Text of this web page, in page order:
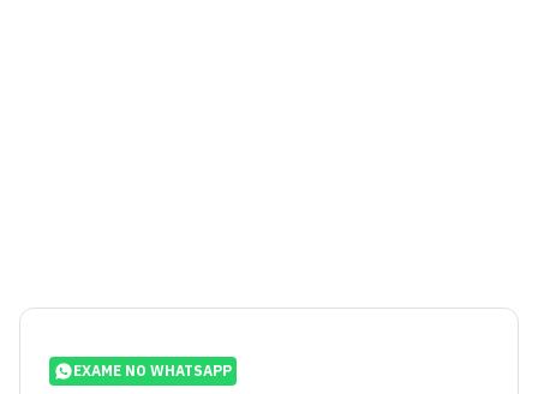
EXAME NO WHATSAPP